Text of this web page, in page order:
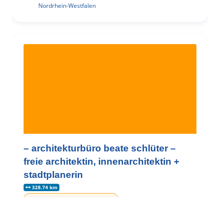
Nordrhein-Westfalen
– architekturbüro beate schlüter –
freie architektin, innenarchitektin +
stadtplanerin
328.74 km